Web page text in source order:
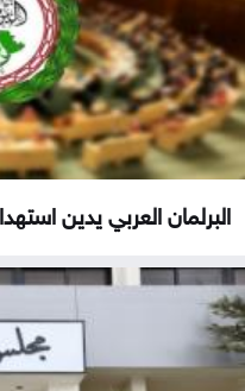
البرلمان العربي يدين